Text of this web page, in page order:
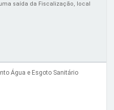
saída da Fiscalização, local
Água e Esgoto Sanitário